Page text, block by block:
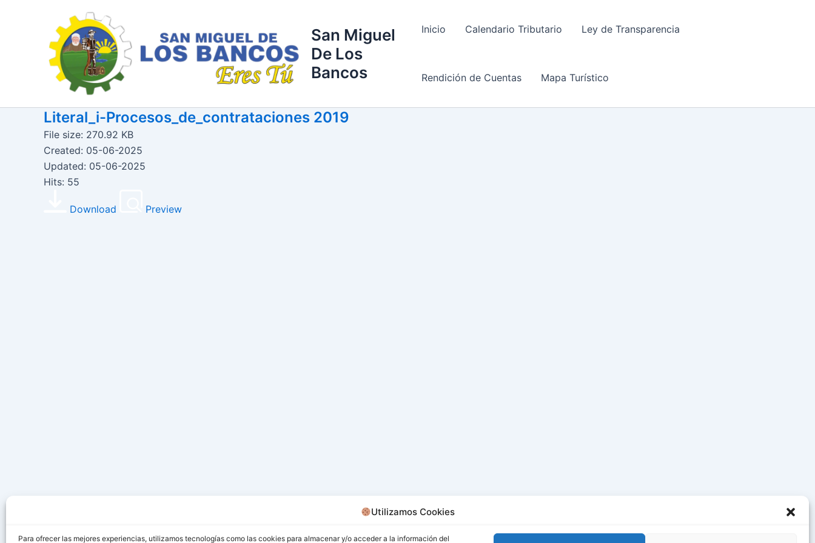
Utilizamos Cookies
Para ofrecer las mejores experiencias, utilizamos tecnologías como las cookies para almacenar y/o acceder a la información del
San Miguel
De Los
Bancos
Inicio Calendario Tributario Ley de Transparencia
Rendición de Cuentas Mapa Turístico
Literal_i-Procesos_de_contrataciones 2019
File size: 270.92 KB
Created: 05-06-2025
Updated: 05-06-2025
Hits: 55
Download Preview